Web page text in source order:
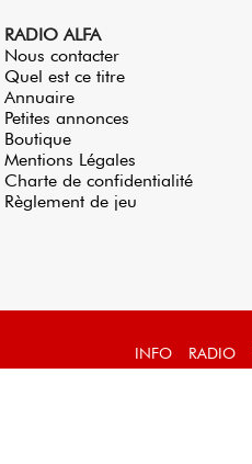
RADIO ALFA
Nous contacter
Quel est ce titre
Annuaire
Petites annonces
Boutique
Mentions Légales
Charte de confidentialité
Règlement de jeu
INFO RADIO